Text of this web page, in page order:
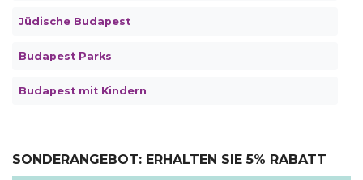
Jüdische Budapest
Budapest Parks
Budapest mit Kindern
SONDERANGEBOT: ERHALTEN SIE 5% RABATT